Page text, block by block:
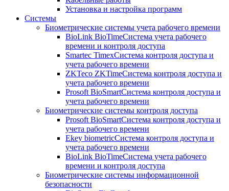
Установка и настройка программ
Системы
Биометрические системы учета рабочего времени
BioLink BioTimeСистема учета рабочего
времени и контроля доступа
Smartec TimexСистема контроля доступа и
учета рабочего времени
ZKTeco ZKTimeСистема контроля доступа и
учета рабочего времени
Prosoft BioSmartСистема контроля доступа и
учета рабочего времени
Биометрические системы контроля доступа
Prosoft BioSmartСистема контроля доступа и
учета рабочего времени
Ekey biometricСистема контроля доступа и
учета рабочего времени
BioLink BioTimeСистема учета рабочего
времени и контроля доступа
Биометрические системы информационной
безопасности